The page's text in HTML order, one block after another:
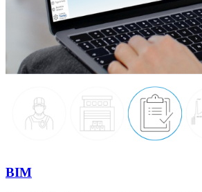
BIM